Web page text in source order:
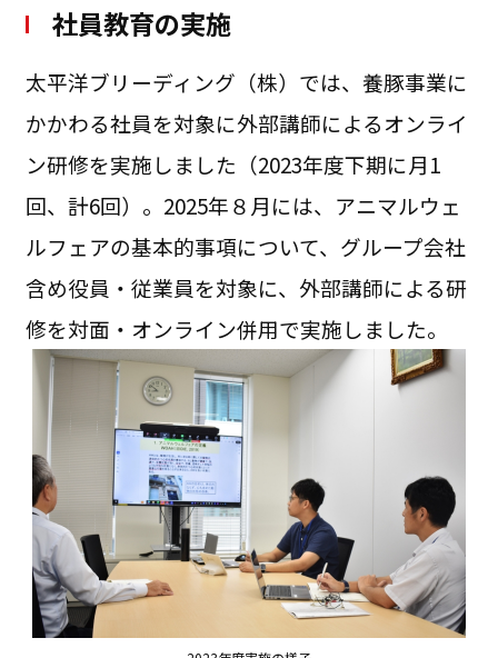
社員教育の実施
太平洋ブリーディング（株）では、養豚事業に
かかわる社員を対象に外部講師によるオンライ
ン研修を実施しました（2023年度下期に月1
回、計6回）。2025年８月には、アニマルウェ
ルフェアの基本的事項について、グループ会社
含め役員・従業員を対象に、外部講師による研
修を対面・オンライン併用で実施しました。